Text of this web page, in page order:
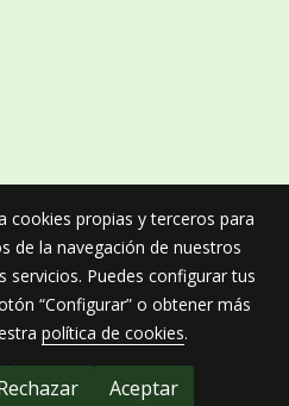
cookies propias y terceros para
de la navegación de nuestros
Puedes configurar tus
“Configurar” o obtener más
política de cookies.
Aceptar